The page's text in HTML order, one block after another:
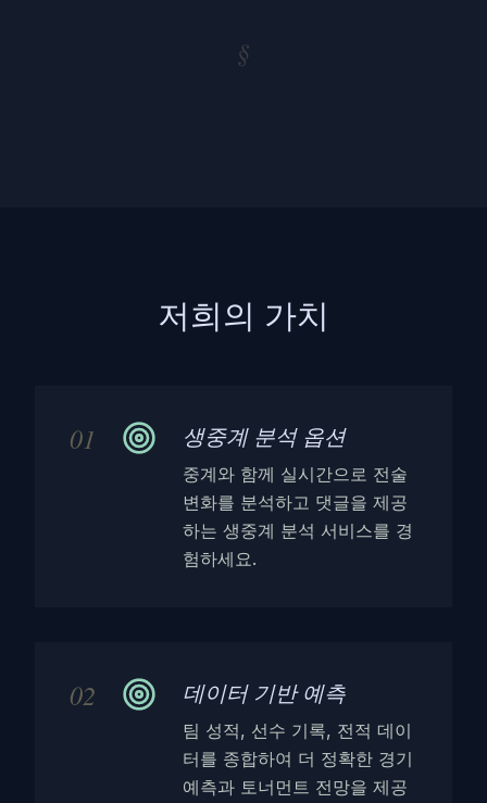
§
저희의 가치
01 생중계 분석 옵션
중계와 함께 실시간으로 전술
변화를 분석하고 댓글을 제공
하는 생중계 분석 서비스를 경
험하세요.
02 데이터 기반 예측
팀 성적, 선수 기록, 전적 데이
터를 종합하여 더 정확한 경기
예측과 토너먼트 전망을 제공